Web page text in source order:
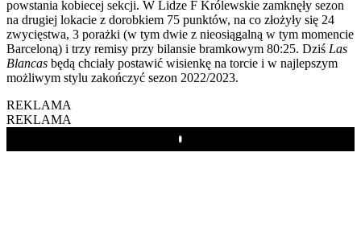
powstania kobiecej sekcji. W Lidze F Królewskie zamknęły sezon
na drugiej lokacie z dorobkiem 75 punktów, na co złożyły się 24
zwycięstwa, 3 porażki (w tym dwie z nieosiągalną w tym momencie
Barceloną) i trzy remisy przy bilansie bramkowym 80:25. Dziś Las
Blancas będą chciały postawić wisienkę na torcie i w najlepszym
możliwym stylu zakończyć sezon 2022/2023.
REKLAMA
REKLAMA
Play